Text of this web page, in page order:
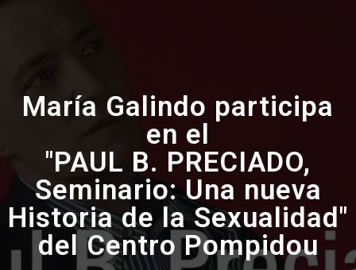
María Galindo participa
en el
"PAUL B. PRECIADO,
Seminario: Una nueva
Historia de la Sexualidad"
del Centro Pompidou